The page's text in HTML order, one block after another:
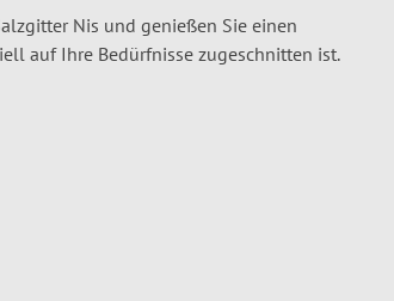
Nis und genießen Sie einen
auf Ihre Bedürfnisse zugeschnitten ist.